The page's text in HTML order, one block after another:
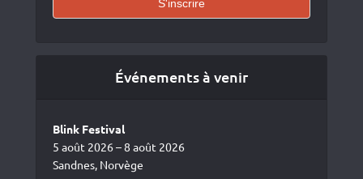
Événements à venir
Blink Festival
5 août 2026 – 8 août 2026
Sandnes, Norvège